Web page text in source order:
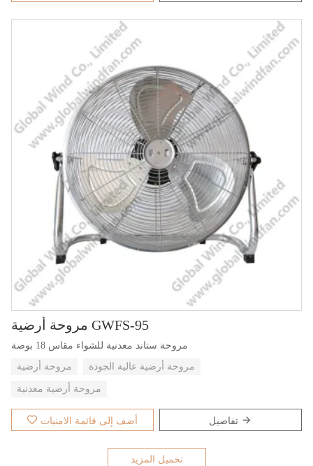
مروحة أرضية GWFS-95
مروحة ستاند معدنية للشواء مقاس 18 بوصة
مروحة أرضية
مروحة أرضية عالية الجودة
مروحة أرضية معدنية
أضف إلى قائمة الامنيات تفاصيل
تحميل المزيد